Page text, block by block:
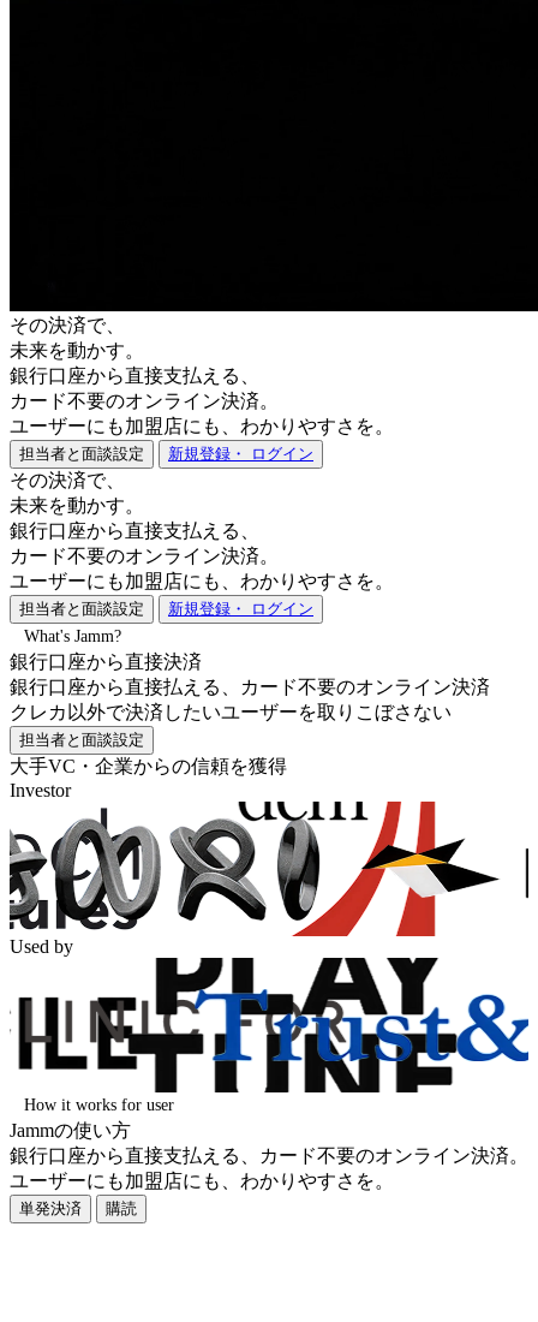
その決済で、
未来を動かす。
銀行口座から直接支払える、
カード不要のオンライン決済。
ユーザーにも加盟店にも、わかりやすさを。
担当者と面談設定 新規登録・ ログイン
その決済で、
未来を動かす。
銀行口座から直接支払える、
カード不要のオンライン決済。
ユーザーにも加盟店にも、わかりやすさを。
担当者と面談設定
新規登録・ ログイン
What's Jamm?
銀行口座から直接決済
銀行口座から直接払える、カード不要のオンライン決済
クレカ以外で決済したいユーザーを取りこぼさない
担当者と面談設定
大手VC・企業からの信頼を獲得
Investor
Used by
How it works for user
Jammの使い方
銀行口座から直接支払える、カード不要のオンライン決済。
ユーザーにも加盟店にも、わかりやすさを。
単発決済 購読